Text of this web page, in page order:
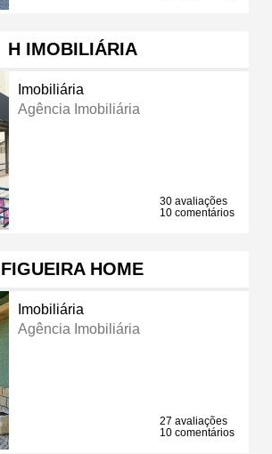
H IMOBILIÁRIA
Imobiliária
Agência Imobiliária
30 avaliações
10 comentários
FIGUEIRA HOME
Imobiliária
Agência Imobiliária
27 avaliações
10 comentários